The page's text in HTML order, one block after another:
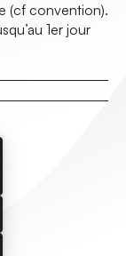
(cf convention).
1er jour